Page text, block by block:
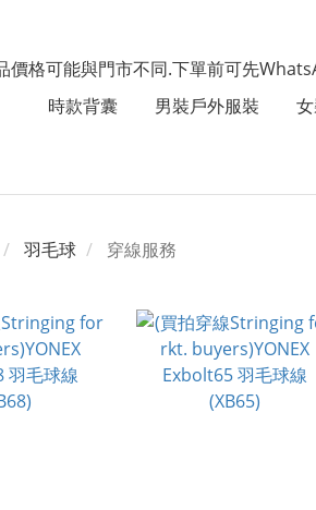
價格可能與門市不同.下單前可先
時款背囊
男裝戶外服裝
羽毛球 穿線服務